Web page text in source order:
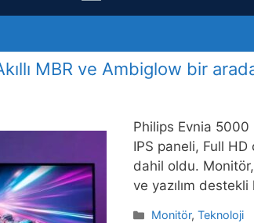
MBR ve Ambiglow bir
Philips Evnia
IPS paneli, Full
dahil oldu.
ve yazılım
Kategoriler
Monitör,Teknoloji